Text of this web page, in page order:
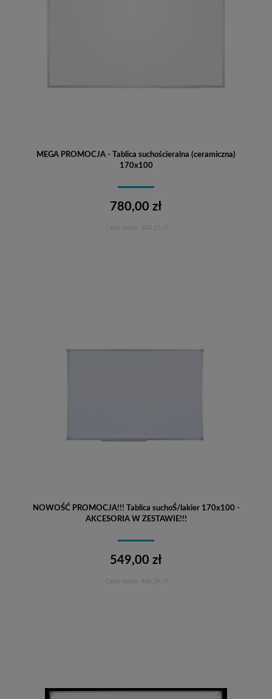
MEGA PROMOCJA - Tablica suchościeralna (ceramiczna)
170x100
780,00 zł
634,15 zł
NOWOŚĆ PROMOCJA!!! Tablica suchoŚ/lakier 170x100 -
AKCESORIA W ZESTAWIE!!!
549,00 zł
446,34 zł